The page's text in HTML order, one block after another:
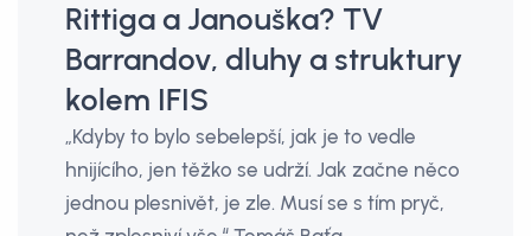
Rittiga a Janouška? TV
Barrandov, dluhy a struktury
kolem IFIS
„Kdyby to bylo sebelepší, jak je to vedle
hnijícího, jen těžko se udrží. Jak začne něco
jednou plesnivět, je zle. Musí se s tím pryč,